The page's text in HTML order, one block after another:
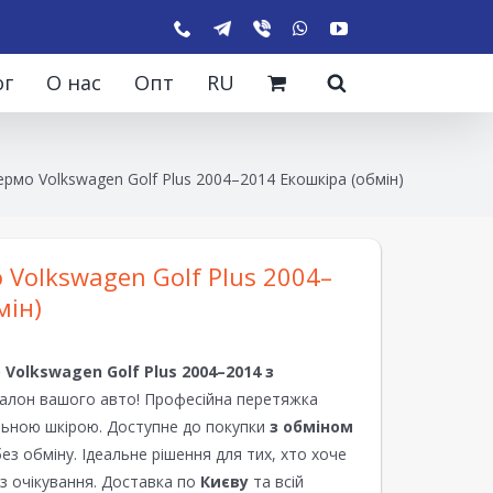
О нас Опт RU
Volkswagen Golf Plus 2004–2014 Екошкіра (обмін)
Volkswagen Golf Plus 2004–
Volkswagen Golf Plus 2004–2014з
вашого авто! Професійна перетяжка
шкірою. Доступне до покупки з обміном
обміну. Ідеальне рішення для тих, хто хоче
Доставка по Києву та всій